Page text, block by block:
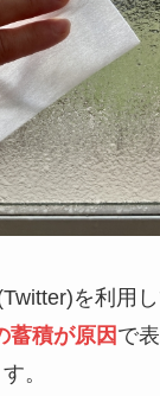
を利用し
蓄積が原因 で
。